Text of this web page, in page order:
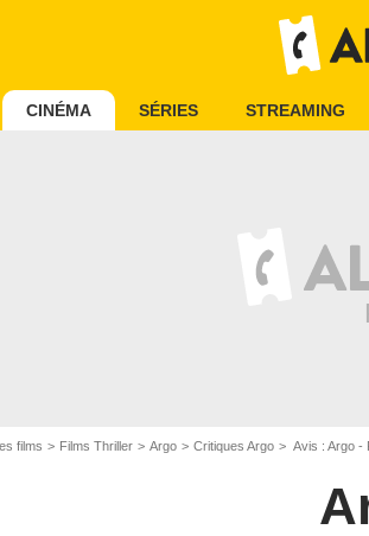
CINÉMA SÉRIES STREAMING
films Films Thriller Argo Critiques Argo Avis : Argo -